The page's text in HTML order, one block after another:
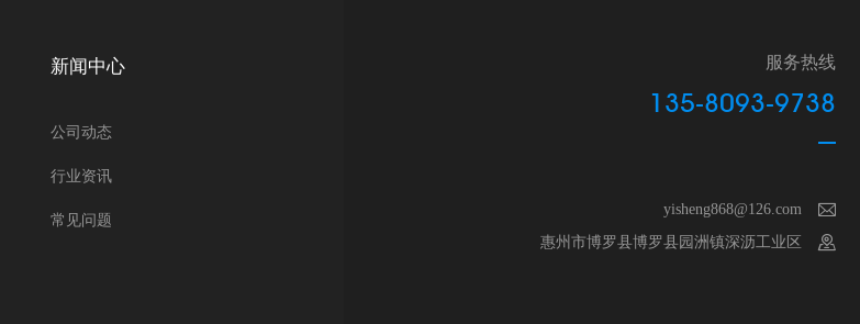
新闻中心
公司动态
行业资讯
常见问题
服务热线
135-8093-9738

yisheng868@126.com

惠州市博罗县博罗县园洲镇深沥工业区